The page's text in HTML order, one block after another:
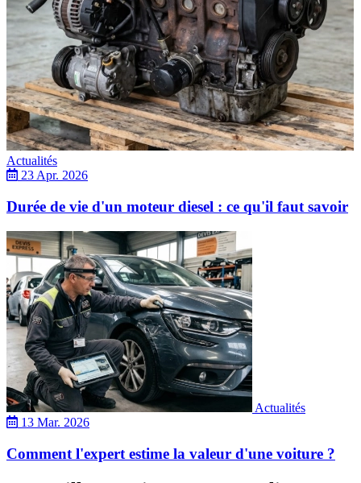
Actualités
23 Apr. 2026
Durée de vie d'un moteur diesel : ce qu'il faut savoir
Actualités
13 Mar. 2026
Comment l'expert estime la valeur d'une voiture ?